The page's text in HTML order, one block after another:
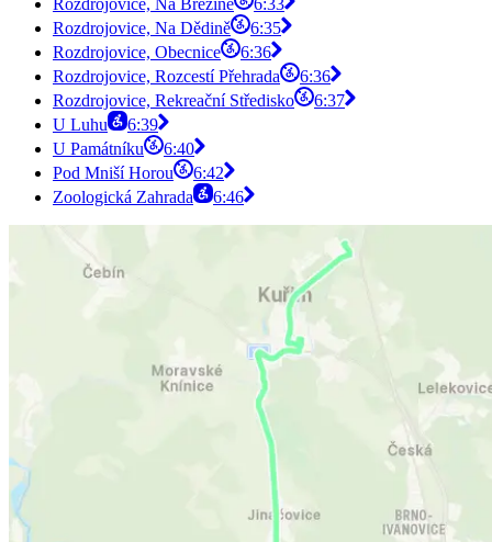
Rozdrojovice, Na Březině
6:33
Rozdrojovice, Na Dědině
6:35
Rozdrojovice, Obecnice
6:36
Rozdrojovice, Rozcestí Přehrada
6:36
Rozdrojovice, Rekreační Středisko
6:37
U Luhu
6:39
U Památníku
6:40
Pod Mniší Horou
6:42
Zoologická Zahrada
6:46